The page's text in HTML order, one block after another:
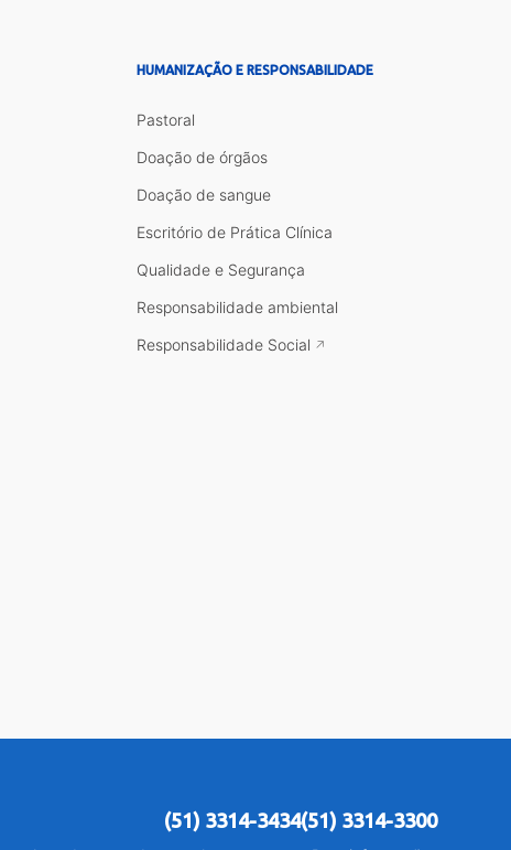
HUMANIZAÇÃO E RESPONSABILIDADE
Pastoral
Doação de órgãos
Doação de sangue
Escritório de Prática Clínica
Qualidade e Segurança
Responsabilidade ambiental
Responsabilidade Social
(51) 3314-3434(51) 3314-3300